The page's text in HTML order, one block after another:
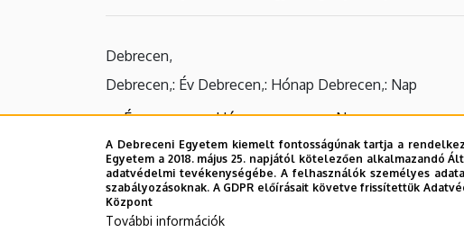
Debrecen,
Debrecen,: Év Debrecen,: Hónap Debrecen,: Nap
Beutaló melléklet
A Debreceni Egyetem kiemelt fontosságúnak tartja a
Egyetem a 2018. május 25. napjától kötelezően
adatvédelmi tevékenységébe. A felhasználók személyes
szabályozásoknak. A GDPR előírásait követve frissítettük
Központ
További információk